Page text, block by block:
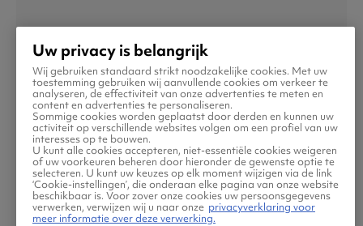
Riyad
Uw privacy is belangrijk
Wij gebruiken standaard strikt noodzakelijke cookies. Met uw
toestemming gebruiken wij aanvullende cookies om verkeer te
analyseren, de effectiviteit van onze advertenties te meten en
content en advertenties te personaliseren.
Sommige cookies worden geplaatst door derden en kunnen uw
activiteit op verschillende websites volgen om een profiel van uw
interesses op te bouwen.
U kunt alle cookies accepteren, niet-essentiële cookies weigeren
of uw voorkeuren beheren door hieronder de gewenste optie te
selecteren. U kunt uw keuzes op elk moment wijzigen via de link
‘Cookie-instellingen’, die onderaan elke pagina van onze website
beschikbaar is. Voor zover onze cookies uw persoonsgegevens
verwerken, verwijzen wij u naar onze privacyverklaring voor
meer informatie over deze verwerking.